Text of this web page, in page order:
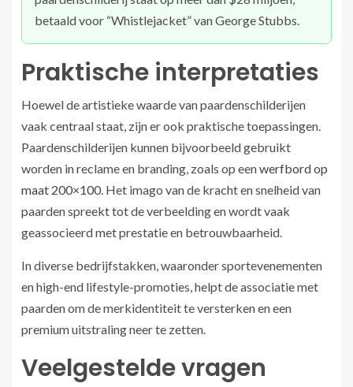
betaald voor “Whistlejacket” van George Stubbs.
Praktische interpretaties
Hoewel de artistieke waarde van paardenschilderijen
vaak centraal staat, zijn er ook praktische toepassingen.
Paardenschilderijen kunnen bijvoorbeeld gebruikt
worden in reclame en branding, zoals op eenwerfbord op
maat 200×100. Het imago van de kracht en snelheid van
paarden spreekt tot de verbeelding en wordt vaak
geassocieerd met prestatie en betrouwbaarheid.
In diverse bedrijfstakken, waaronder sportevenementen
en high-end lifestyle-promoties, helpt de associatie met
paarden om de merkidentiteit te versterken en een
premium uitstraling neer te zetten.
Veelgestelde vragen